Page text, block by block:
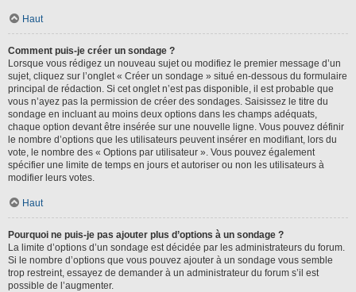
Haut
Comment puis-je créer un sondage ?
Lorsque vous rédigez un nouveau sujet ou modifiez le premier message d’un
sujet, cliquez sur l’onglet « Créer un sondage » situé en-dessous du formulaire
principal de rédaction. Si cet onglet n’est pas disponible, il est probable que
vous n’ayez pas la permission de créer des sondages. Saisissez le titre du
sondage en incluant au moins deux options dans les champs adéquats,
chaque option devant être insérée sur une nouvelle ligne. Vous pouvez définir
le nombre d’options que les utilisateurs peuvent insérer en modifiant, lors du
vote, le nombre des « Options par utilisateur ». Vous pouvez également
spécifier une limite de temps en jours et autoriser ou non les utilisateurs à
modifier leurs votes.
Haut
Pourquoi ne puis-je pas ajouter plus d’options à un sondage ?
La limite d’options d’un sondage est décidée par les administrateurs du forum.
Si le nombre d’options que vous pouvez ajouter à un sondage vous semble
trop restreint, essayez de demander à un administrateur du forum s’il est
possible de l’augmenter.